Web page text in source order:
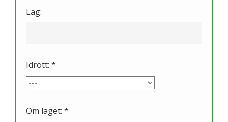
Lag:
Idrott: *
Om laget: *